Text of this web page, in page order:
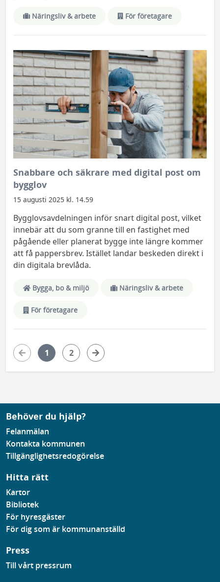
Näringsliv & arbete För företagare
Snabbare och säkrare med digital post om
bygglov
15 augusti 2025 kl. 14.59
Bygglovsavdelningen inför snart digital post, vilket
innebär att du som granne till en fastighet med
pågående eller planerat bygge inte längre kommer
att få pappersbrev. Istället landar beskeden direkt i
din digitala brevlåda.
Bygga, bo & miljö Näringsliv & arbete
För företagare
1 2
Behöver du hjälp?
Felanmälan
Kontakta kommunen
Tillgänglighetsredogörelse
Hitta rätt
Kartor
Bibliotek
För hyresgäster
För dig som är kommunanställd
Press
Till vårt pressrum